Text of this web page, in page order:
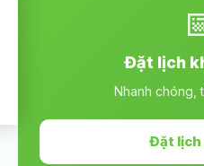
Đặt lịch
Nhanh chóng,
Đặt lịch